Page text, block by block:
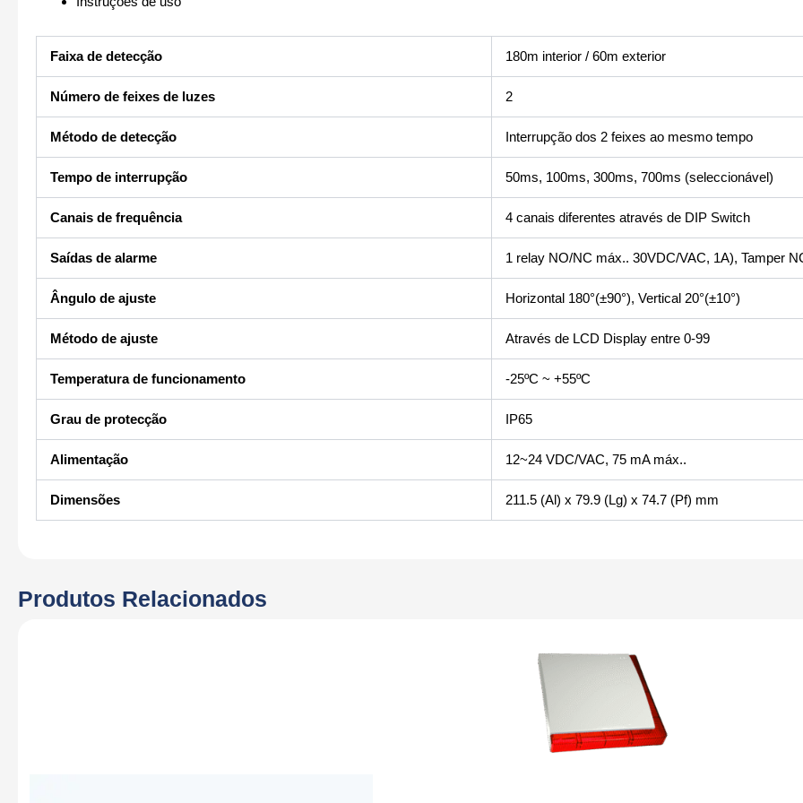
Faixa de detecção 180m interior / 60m exterior
Número de feixes de luzes 2
Método de detecção Interrupção dos 2 feixes ao mesmo tempo
Tempo de interrupção 50ms, 100ms, 300ms, 700ms (seleccionável)
Canais de frequência 4 canais diferentes através de DIP Switch
Saídas de alarme 1 relay NO/NC máx.. 30VDC/VAC, 1A), Tamper
Ângulo de ajuste Horizontal 180°(±90°), Vertical 20°(±10°)
Método de ajuste Através de LCD Display entre 0-99
Temperatura de funcionamento -25ºC ~ +55ºC
Grau de protecção IP65
Alimentação 12~24 VDC/VAC, 75 mA máx..
Dimensões 211.5 (Al) x 79.9 (Lg) x 74.7 (Pf) mm
Produtos Relacionados